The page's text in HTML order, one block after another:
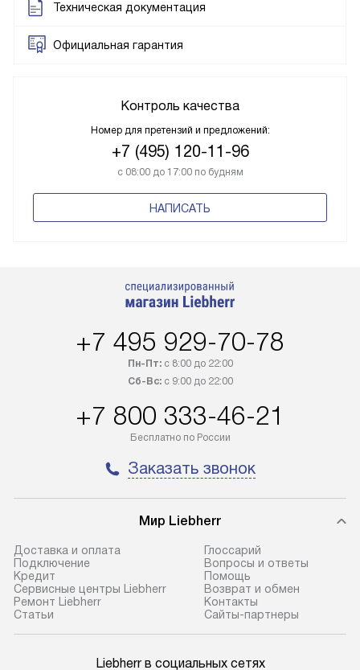
Техническая документация
Официальная гарантия
Контроль качества
Номер для претензий и предложений:
+7 (495) 120-11-96
с 08:00 до 17:00 по будням
НАПИСАТЬ
+7 495 929-70-78
Пн-Пт:с 8:00 до 22:00
Сб-Вс:с 9:00 до 22:00
+7 800 333-46-21
Бесплатно по России
Заказать звонок
Мир Liebherr
Доставка и оплата
Подключение
Кредит
Сервисные центры Liebherr
Ремонт Liebherr
Cтатьи
Глоссарий
Вопросы и ответы
Помощь
Возврат и обмен
Контакты
Сайты-партнеры
Liebherr в социальных сетях